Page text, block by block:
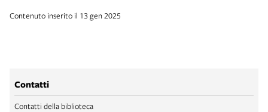
Contenuto inserito il 13 gen 2025
Contatti
Contatti della biblioteca